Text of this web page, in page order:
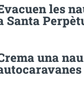
les
Santa
una